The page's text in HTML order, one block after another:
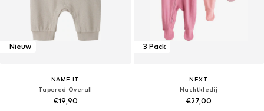
Nieuw
NAME IT
Tapered Overall
€19,90
3 Pack
NEXT
Nachtkledij
€27,00